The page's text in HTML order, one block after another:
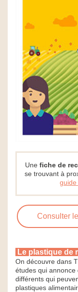
Une fiche de
se trouvant à
guide
Consulter
Le plastique de
On découvre dans
études qui
différents qui
plastiques